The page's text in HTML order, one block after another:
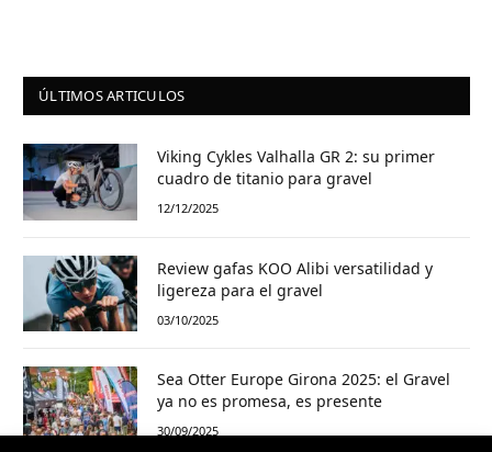
ÚLTIMOS ARTICULOS
Viking Cykles Valhalla GR 2: su primer
cuadro de titanio para gravel
12/12/2025
Review gafas KOO Alibi versatilidad y
ligereza para el gravel
03/10/2025
Sea Otter Europe Girona 2025: el Gravel
ya no es promesa, es presente
30/09/2025